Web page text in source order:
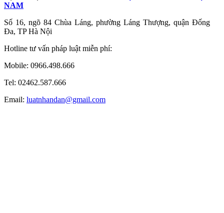
NAM
Số 16, ngõ 84 Chùa Láng, phường Láng Thượng, quận Đống
Đa, TP Hà Nội
Hotline tư vấn pháp luật miễn phí:
Mobile: 0966.498.666
Tel: 02462.587.666
Email: luatnhandan@gmail.com